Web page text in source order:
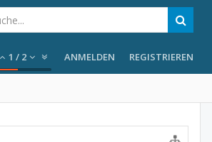
1 / 2 ANMELDEN REGISTRIEREN